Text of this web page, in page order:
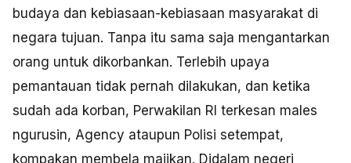
budaya dan kebiasaan-kebiasaan masyarakat di
negara tujuan. Tanpa itu sama saja mengantarkan
orang untuk dikorbankan. Terlebih upaya
pemantauan tidak pernah dilakukan, dan ketika
sudah ada korban, Perwakilan RI terkesan males
ngurusin, Agency ataupun Polisi setempat,
kompakan membela majikan. Didalam negeri